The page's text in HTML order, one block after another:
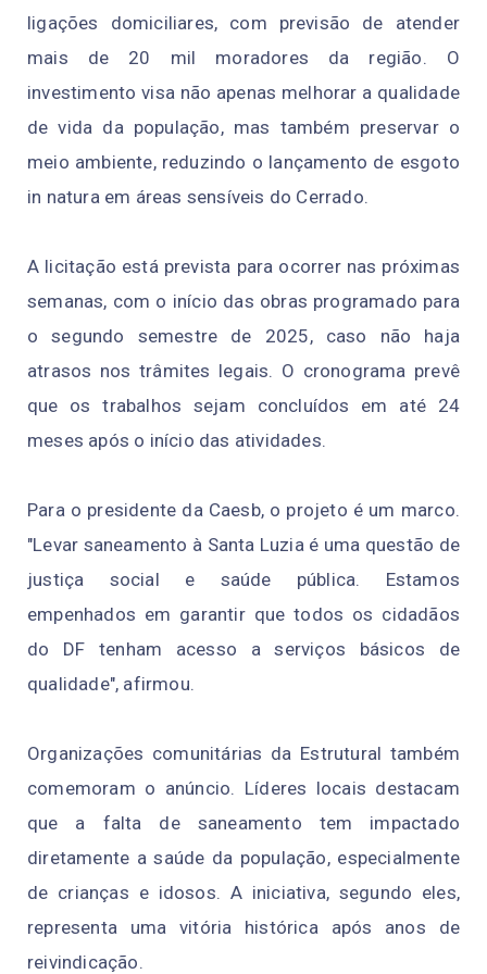
ligações domiciliares, com previsão de atender
mais de 20 mil moradores da região. O
investimento visa não apenas melhorar a qualidade
de vida da população, mas também preservar o
meio ambiente, reduzindo o lançamento de esgoto
in natura em áreas sensíveis do Cerrado.
A licitação está prevista para ocorrer nas próximas
semanas, com o início das obras programado para
o segundo semestre de 2025, caso não haja
atrasos nos trâmites legais. O cronograma prevê
que os trabalhos sejam concluídos em até 24
meses após o início das atividades.
Para o presidente da Caesb, o projeto é um marco.
"Levar saneamento à Santa Luzia é uma questão de
justiça social e saúde pública. Estamos
empenhados em garantir que todos os cidadãos
do DF tenham acesso a serviços básicos de
qualidade", afirmou.
Organizações comunitárias da Estrutural também
comemoram o anúncio. Líderes locais destacam
que a falta de saneamento tem impactado
diretamente a saúde da população, especialmente
de crianças e idosos. A iniciativa, segundo eles,
representa uma vitória histórica após anos de
reivindicação.